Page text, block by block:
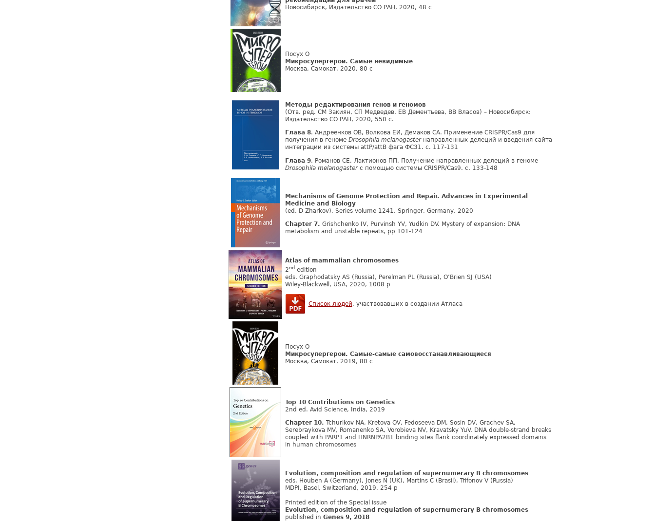
Новосибирск, Издательство СО РАН, 2020, 48 c
Посух О
Микросупергерои. Самые невидимые
Москва, Самокат, 2020, 80 с
Методы редактирования генов и геномов
(Отв. ред. СМ Закиян, СП Медведев, ЕВ Дементьева, ВВ Власов) – Новосибирск:
Издательство СО РАН, 2020, 550 с.
Глава 8. Андреенков ОВ, Волкова ЕИ, Демаков СА. Применение CRISPR/Cas9 для
получения в геноме Drosophila melanogasterнаправленных делеций и введения сайта
интеграции из системы attP/attB фага ФС31. с. 117-131
Глава 9. Романов СЕ, Лактионов ПП. Получение направленных делеций в геноме
Drosophila melanogasterс помощью системы CRISPR/Cas9. с. 133-148
Mechanisms of Genome Protection and Repair. Advances in Experimental
Medicine and Biology
(ed. D Zharkov), Series volume 1241. Springer, Germany, 2020
Chapter 7. Grishchenko IV, Purvinsh YV, Yudkin DV. Mystery of expansion: DNA
metabolism and unstable repeats, pp 101-124
Atlas of mammalian chromosomes
2ndedition
eds. Graphodatsky AS (Russia), Perelman PL (Russia), O’Brien SJ (USA)
Wiley-Blackwell, USA, 2020, 1008 p
Список людей, участвовавших в создании Атласа
Посух О
Микросупергерои. Самые-самые самовосстанавливающиеся
Москва, Самокат, 2019, 80 с
Top 10 Contributions on Genetics
2nd ed. Avid Science, India, 2019
Chapter 10. Tchurikov NA, Kretova OV, Fedoseeva DM, Sosin DV, Grachev SA,
Serebraykova MV, Romanenko SA, Vorobieva NV, Kravatsky YuV. DNA double-strand breaks
coupled with PARP1 and HNRNPA2B1 binding sites flank coordinately expressed domains
in human chromosomes
Evolution, composition and regulation of supernumerary B chromosomes
eds. Houben A (Germany), Jones N (UK), Martins C (Brasil), Trifonov V (Russia)
MDPI, Basel, Switzerland, 2019, 254 p
Printed edition of the Special issue
Evolution, composition and regulation of supernumerary B chromosomes
published in Genes 9, 2018